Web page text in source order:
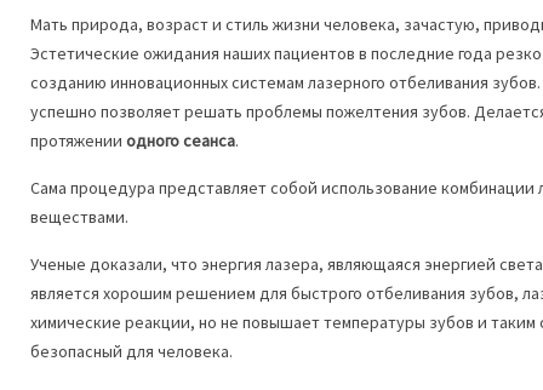
Мать природа, возраст и стиль жизни человека, зачастую,
Эстетические ожидания наших пациентов в последние года
созданию инновационных системам лазерного отбеливания зубов.
успешно позволяет решать проблемы пожелтения зубов.
протяжении одного сеанса.
Сама процедура представляет собой использование комбинации
веществами.
Ученые доказали, что энергия лазера, являющаяся энергией
является хорошим решением для быстрого отбеливания зубов,
химические реакции, но не повышает температуры зубов и
безопасный для человека.